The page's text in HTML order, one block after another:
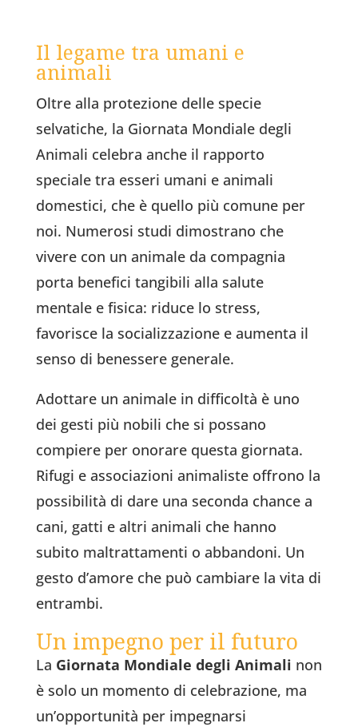
Il legame tra umani e
animali
Oltre alla protezione delle specie
selvatiche, la Giornata Mondiale degli
Animali celebra anche il rapporto
speciale tra esseri umani e animali
domestici, che è quello più comune per
noi. Numerosi studi dimostrano che
vivere con un animale da compagnia
porta benefici tangibili alla salute
mentale e fisica: riduce lo stress,
favorisce la socializzazione e aumenta il
senso di benessere generale.
Adottare un animale in difficoltà è uno
dei gesti più nobili che si possano
compiere per onorare questa giornata.
Rifugi e associazioni animaliste offrono la
possibilità di dare una seconda chance a
cani, gatti e altri animali che hanno
subito maltrattamenti o abbandoni. Un
gesto d’amore che può cambiare la vita di
entrambi.
Un impegno per il futuro
La Giornata Mondiale degli Animali non
è solo un momento di celebrazione, ma
un’opportunità per impegnarsi